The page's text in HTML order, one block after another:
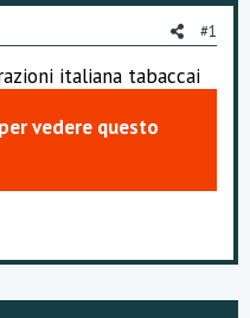
#1
italiana tabaccai
per vedere questo